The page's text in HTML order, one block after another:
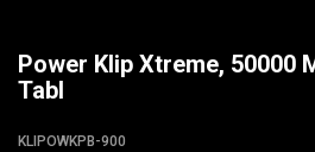
Power Klip Xtreme, 50000
Tabl
KLIPOWKPB-900